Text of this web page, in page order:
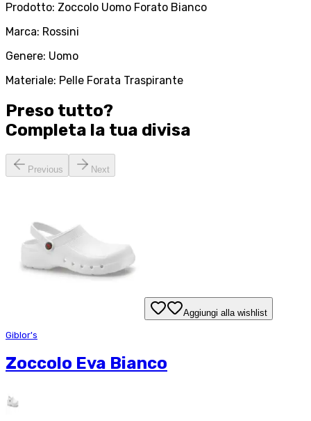
Prodotto: Zoccolo Uomo Forato Bianco
Marca: Rossini
Genere: Uomo
Materiale: Pelle Forata Traspirante
Preso tutto?
Completa la tua divisa
Previous Next
Aggiungi alla wishlist
Giblor's
Zoccolo Eva Bianco